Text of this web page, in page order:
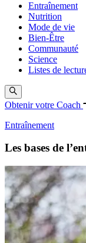
Entraînement
Nutrition
Mode de vie
Bien-Être
Communauté
Science
Listes de
Obtenir votre Coach
Entraînement
Les bases de